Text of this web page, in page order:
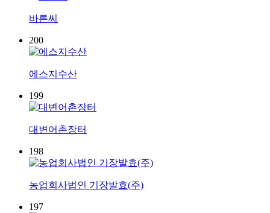
바른씨
200
에스지수산
199
대변어촌장터
198
농업회사법인 기장발효(주)
197